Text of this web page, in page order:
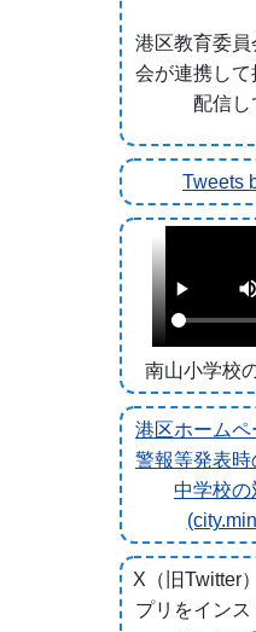
港区教育委
会が連携し
配信し
Tweets
南山小学校
港区ホーム
警報等発表
中学校の
X（旧Twitter
プリをイン